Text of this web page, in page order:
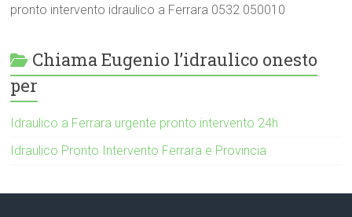
pronto intervento idraulico a Ferrara 0532 050010
Chiama Eugenio l’idraulico onesto
per
Idraulico a Ferrara urgente pronto intervento 24h
Idraulico Pronto Intervento Ferrara e Provincia